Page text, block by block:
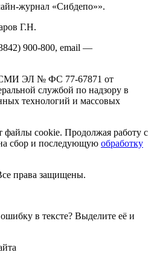
журнал «Сибдепо»».
Г.Н.
900-800, email —
СМИ ЭЛ № ФС 77-67871 от
службой по надзору в
технологий и массовых
файлы cookie. Продолжая работу с
сбор и последующую обработку
права защищены.
в тексте? Выделите её и